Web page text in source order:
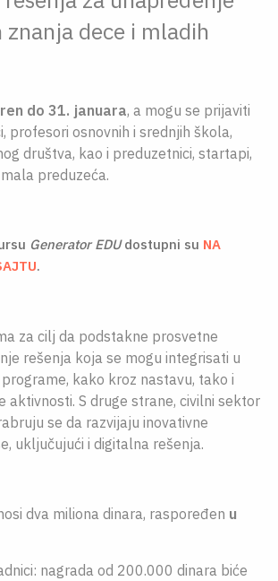
dece i mladih
do 31. januara, a mogu se prijaviti
profesori osnovnih i srednjih škola,
društva, kao i preduzetnici, startapi,
preduzeća.
Generator EDUdostupni su NA
.
za cilj da podstakne prosvetne
rešenja koja se mogu integrisati u
kako kroz nastavu, tako i
aktivnosti. S druge strane, civilni sektor
se da razvijaju inovativne
uključujući i digitalna rešenja.
dva miliona dinara, raspoređen u
nagrada od 200.000 dinara biće